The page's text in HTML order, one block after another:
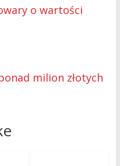
o wartości
milion złotych